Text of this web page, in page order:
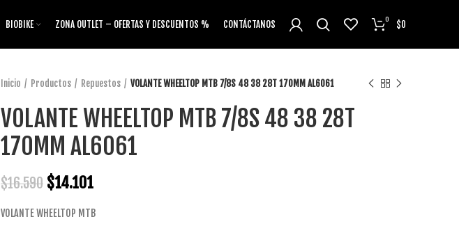
BIOBIKE ZONA OUTLET – OFERTAS Y DESCUENTOS % CONTÁCTANOS 0 $0
Inicio Productos Repuestos VOLANTE WHEELTOP MTB 7/8S 48 38 28T 170MM AL6061
VOLANTE WHEELTOP MTB 7/8S 48 38 28T
170MM AL6061
$16.590 $14.101
VOLANTE WHEELTOP MTB